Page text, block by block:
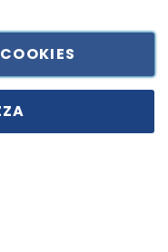
(NA) - C.F. 05834470634 -